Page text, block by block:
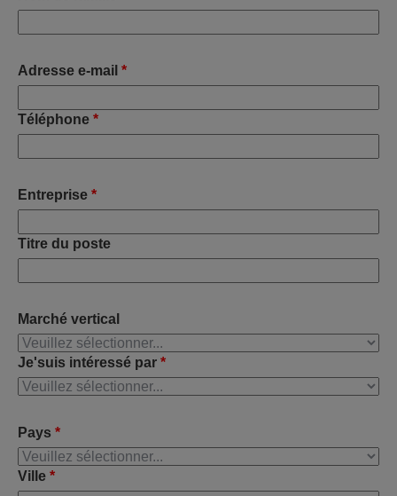
Adresse e-mail *
Téléphone *
Entreprise *
Titre du poste
Marché vertical
Je'suis intéressé par *
Pays *
Ville *